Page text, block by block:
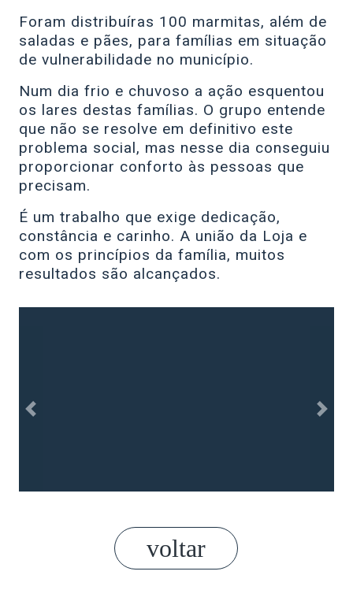
Foram distribuíras 100 marmitas, além de
saladas e pães, para famílias em situação
de vulnerabilidade no município.
Num dia frio e chuvoso a ação esquentou
os lares destas famílias. O grupo entende
que não se resolve em definitivo este
problema social, mas nesse dia conseguiu
proporcionar conforto às pessoas que
precisam.
É um trabalho que exige dedicação,
constância e carinho. A união da Loja e
com os princípios da família, muitos
resultados são alcançados.
Anterior
voltar